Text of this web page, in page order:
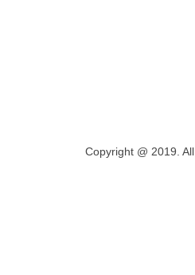
Copyright @ 2019.